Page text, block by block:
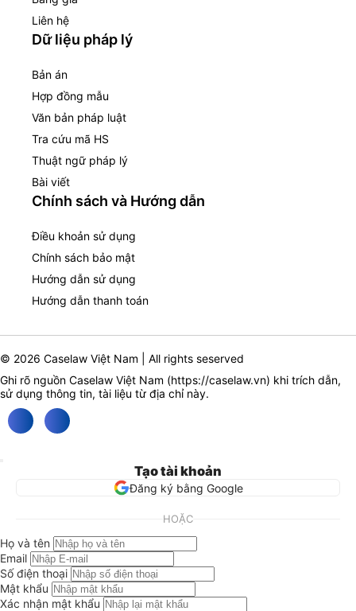
Liên hệ
Dữ liệu pháp lý
Bản án
Hợp đồng mẫu
Văn bản pháp luật
Tra cứu mã HS
Thuật ngữ pháp lý
Bài viết
Chính sách và Hướng dẫn
Điều khoản sử dụng
Chính sách bảo mật
Hướng dẫn sử dụng
Hướng dẫn thanh toán
© 2026 Caselaw Việt Nam | All rights seserved
Ghi rõ nguồn Caselaw Việt Nam (https://caselaw.vn) khi trích dẫn,
sử dụng thông tin, tài liệu từ địa chỉ này.
Tạo tài khoản
Đăng ký bằng Google
HOẶC
Họ và tên
Email
Số điện thoại
Mật khẩu
Xác nhận mật khẩu